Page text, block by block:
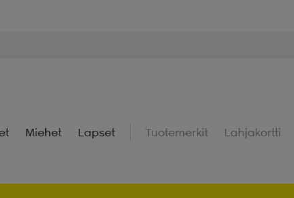
Miehet Lapset Tuotemerkit Lahjakortti